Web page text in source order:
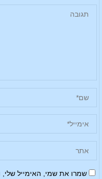
שמרו את שמי, האימייל